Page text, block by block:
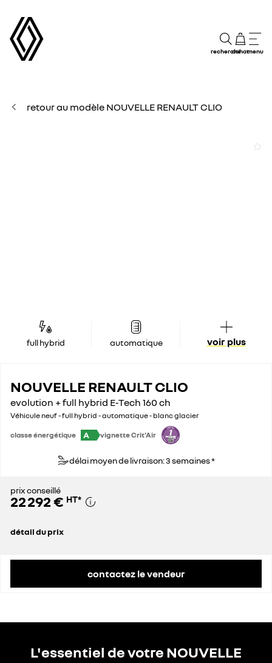
rechercheachatmenu
retour au modèle NOUVELLE RENAULT CLIO
full hybrid automatique voir plus
NOUVELLE RENAULT CLIO
evolution + full hybrid E-Tech 160 ch
Véhicule neuf - full hybrid - automatique - blanc glacier
classe énergétique A vignette Crit'Air
délai moyen de livraison: 3 semaines *
prix conseillé
22 292 € HT*
détail du prix
contactez le vendeur
L'essentiel de votre NOUVELLE